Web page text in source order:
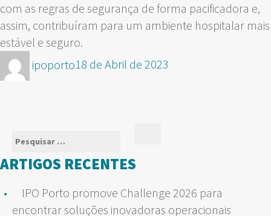
com as regras de segurança de forma pacificadora e,
assim, contribuíram para um ambiente hospitalar mais
estável e seguro.
Autor
ipoportoPublicado
18 de Abril de 2023
Pesquisar
por:
ARTIGOS RECENTES
IPO Porto promove Challenge 2026 para
encontrar soluções inovadoras operacionais